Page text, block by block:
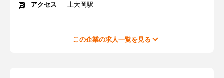
アクセス
上大岡駅
この企業の求人一覧を見る